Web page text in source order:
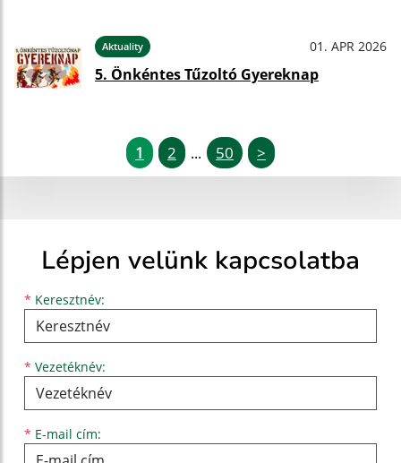
Aktuality 01. APR 2026
5. Önkéntes Tűzoltó Gyereknap
1 2 ... 50 >
Lépjen velünk kapcsolatba
* Keresztnév:
Keresztnév
* Vezetéknév:
Vezetéknév
* E-mail cím:
E-mail cím